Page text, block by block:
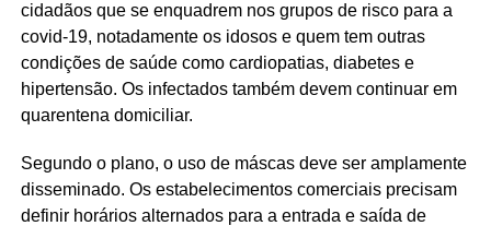
cidadãos que se enquadrem nos grupos de risco para a
covid-19, notadamente os idosos e quem tem outras
condições de saúde como cardiopatias, diabetes e
hipertensão. Os infectados também devem continuar em
quarentena domiciliar.
Segundo o plano, o uso de máscas deve ser amplamente
disseminado. Os estabelecimentos comerciais precisam
definir horários alternados para a entrada e saída de